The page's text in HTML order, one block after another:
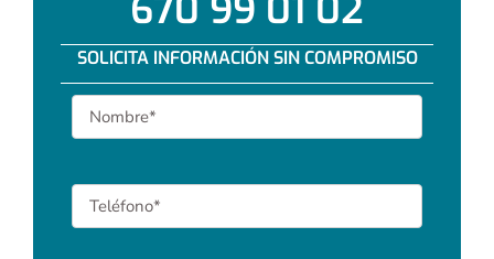
SOLICITA INFORMACIÓN SIN COMPROMISO